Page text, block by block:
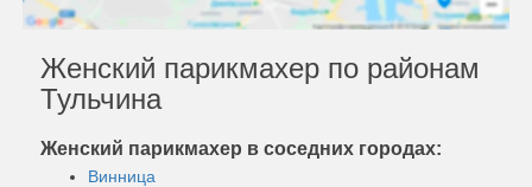
Женский парикмахер по районам
Тульчина
Женский парикмахер в соседних городах:
Винница